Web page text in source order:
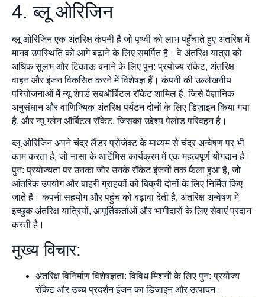
4. ब्लू ओरिजिन
ब्लू ओरिजिन एक अंतरिक्ष कंपनी है जो पृथ्वी को लाभ पहुँचाते हुए अंतरिक्ष में
मानव उपस्थिति को आगे बढ़ाने के लिए समर्पित है। वे अंतरिक्ष यात्रा को
अधिक सुलभ और टिकाऊ बनाने के लिए पुन: प्रयोज्य रॉकेट, अंतरिक्ष
वाहन और इंजन विकसित करने में विशेषज्ञ हैं। कंपनी की उल्लेखनीय
परियोजनाओं में न्यू शेपर्ड सबऑर्बिटल रॉकेट शामिल है, जिसे वैज्ञानिक
अनुसंधान और वाणिज्यिक अंतरिक्ष पर्यटन दोनों के लिए डिज़ाइन किया गया
है, और न्यू ग्लेन ऑर्बिटल रॉकेट, जिसका उद्देश्य पेलोड परिवहन है।
ब्लू ओरिजिन अपने चंद्र लैंडर प्रोजेक्ट के माध्यम से चंद्र अन्वेषण पर भी
काम करता है, जो नासा के आर्टेमिस कार्यक्रम में एक महत्वपूर्ण योगदान है।
पुन: प्रयोज्यता पर उनका जोर उनके रॉकेट इंजनों तक फैला हुआ है, जो
आंतरिक उपयोग और बाहरी ग्राहकों को बिक्री दोनों के लिए निर्मित किए
जाते हैं। कंपनी सहयोग और पहुंच को बढ़ावा देती है, अंतरिक्ष अन्वेषण में
इच्छुक अंतरिक्ष यात्रियों, आपूर्तिकर्ताओं और भागीदारों के लिए सेवाएं प्रदान
करती है।
मुख्य विचार:
अंतरिक्ष विनिर्माण विशेषज्ञता: विविध मिशनों के लिए पुन: प्रयोज्य
रॉकेट और उच्च प्रदर्शन इंजन का डिजाइन और उत्पादन।